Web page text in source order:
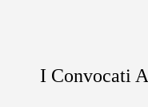
I Convocati